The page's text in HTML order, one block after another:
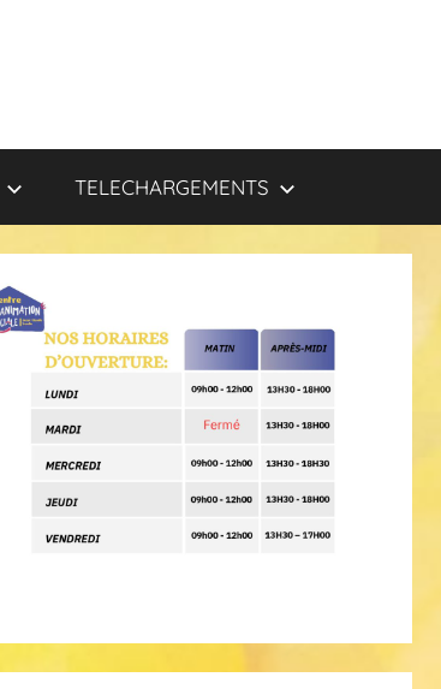
TELECHARGEMENTS